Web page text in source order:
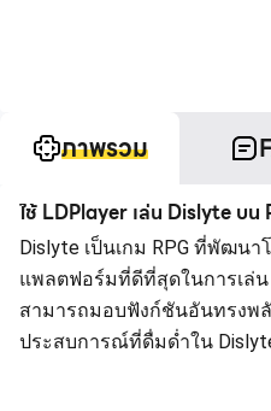
ภาพรวม
ใช้ LDPlayer เล่น Dislyte บน
Dislyte เป็นเกม RPG ที่พัฒนา
แพลตฟอร์มที่ดีที่สุดในการเล่น
สามารถมอบฟังก์ชันอันทรงพ
ประสบการณ์ที่ดื่มด่ำใน
เมื่อคุณเล่น Dislyte บนคอมพิ